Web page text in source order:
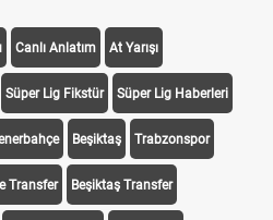
Canlı Anlatım At Yarışı
Süper Lig Fikstür Süper Lig Haberleri
Beşiktaş Trabzonspor
Transfer Beşiktaş Transfer